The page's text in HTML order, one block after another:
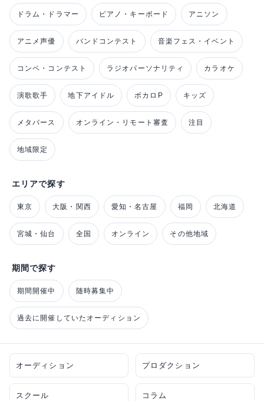
ドラム・ドラマー ピアノ・キーボード アニソン
アニメ声優 バンドコンテスト 音楽フェス・イベント
コンペ・コンテスト ラジオパーソナリティ カラオケ
演歌歌手 地下アイドル ボカロP キッズ
メタバース オンライン・リモート審査 注目
地域限定
エリアで探す
東京 大阪・関西 愛知・名古屋 福岡 北海道
宮城・仙台 全国 オンライン その他地域
期間で探す
期間開催中 随時募集中
過去に開催していたオーディション
オーディション プロダクション
スクール コラム